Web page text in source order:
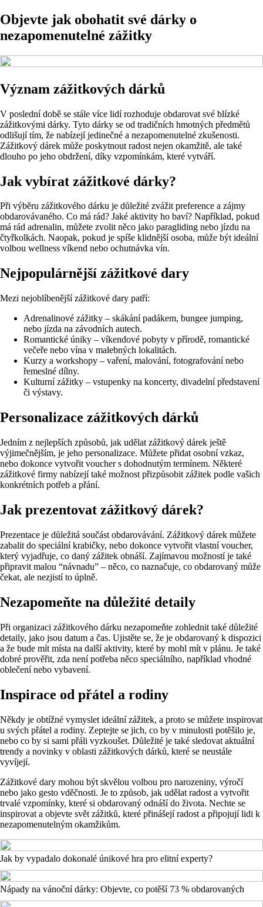
Objevte jak obohatit své dárky o
nezapomenutelné zážitky
Význam zážitkových dárků
V poslední době se stále více lidí rozhoduje obdarovat své blízké
zážitkovými dárky. Tyto dárky se od tradičních hmotných předmětů
odlišují tím, že nabízejí jedinečné a nezapomenutelné zkušenosti.
Zážitkový dárek může poskytnout radost nejen okamžitě, ale také
dlouho po jeho obdržení, díky vzpomínkám, které vytváří.
Jak vybírat zážitkové dárky?
Při výběru zážitkového dárku je důležité zvážit preference a zájmy
obdarovávaného. Co má rád? Jaké aktivity ho baví? Například, pokud
má rád adrenalin, můžete zvolit něco jako paragliding nebo jízdu na
čtyřkolkách. Naopak, pokud je spíše klidnější osoba, může být ideální
volbou wellness víkend nebo ochutnávka vín.
Nejpopulárnější zážitkové dary
Mezi nejoblíbenější zážitkové dary patří:
Adrenalinové zážitky – skákání padákem, bungee jumping,
nebo jízda na závodních autech.
Romantické úniky – víkendové pobyty v přírodě, romantické
večeře nebo vína v malebných lokalitách.
Kurzy a workshopy – vaření, malování, fotografování nebo
řemeslné dílny.
Kulturní zážitky – vstupenky na koncerty, divadelní představení
či výstavy.
Personalizace zážitkových dárků
Jedním z nejlepších způsobů, jak udělat zážitkový dárek ještě
výjimečnějším, je jeho personalizace. Můžete přidat osobní vzkaz,
nebo dokonce vytvořit voucher s dohodnutým termínem. Některé
zážitkové firmy nabízejí také možnost přizpůsobit zážitek podle vašich
konkrétních potřeb a přání.
Jak prezentovat zážitkový dárek?
Prezentace je důležitá součást obdarovávání. Zážitkový dárek můžete
zabalit do speciální krabičky, nebo dokonce vytvořit vlastní voucher,
který vyjadřuje, co daný zážitek obnáší. Zajímavou možností je také
připravit malou “návnadu” – něco, co naznačuje, co obdarovaný může
čekat, ale nezjistí to úplně.
Nezapomeňte na důležité detaily
Při organizaci zážitkového dárku nezapomeňte zohlednit také důležité
detaily, jako jsou datum a čas. Ujistěte se, že je obdarovaný k dispozici
a že bude mít místa na další aktivity, které by mohl mít v plánu. Je také
dobré prověřit, zda není potřeba něco speciálního, například vhodné
oblečení nebo vybavení.
Inspirace od přátel a rodiny
Někdy je obtížné vymyslet ideální zážitek, a proto se můžete inspirovat
u svých přátel a rodiny. Zeptejte se jich, co by v minulosti potěšilo je,
nebo co by si sami přáli vyzkoušet. Důležité je také sledovat aktuální
trendy a novinky v oblasti zážitkových dárků, které se neustále
vyvíjejí.
Zážitkové dary mohou být skvělou volbou pro narozeniny, výročí
nebo jako gesto vděčnosti. Je to způsob, jak udělat radost a vytvořit
trvalé vzpomínky, které si obdarovaný odnáší do života. Nechte se
inspirovat a objevte svět zážitků, které přinášejí radost a připojují lidi k
nezapomenutelným okamžikům.
Jak by vypadalo dokonalé únikové hra pro elitní experty?
Nápady na vánoční dárky: Objevte, co potěší 73 % obdarovaných